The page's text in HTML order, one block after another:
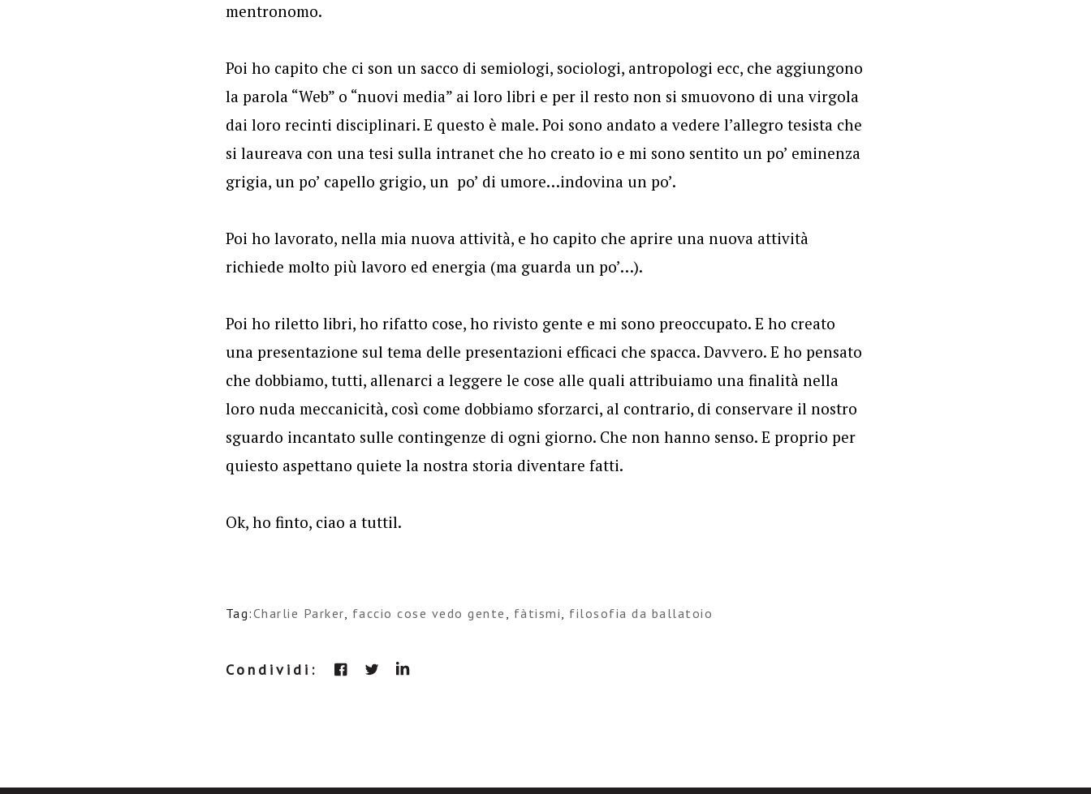
mentronomo.
Poi ho capito che ci son un sacco di semiologi, sociologi, antropologi ecc, che aggiungono
la parola “Web” o “nuovi media” ai loro libri e per il resto non si smuovono di una virgola
dai loro recinti disciplinari. E questo è male. Poi sono andato a vedere l’allegro tesista che
si laureava con una tesi sulla intranet che ho creato io e mi sono sentito un po’ eminenza
grigia, un po’ capello grigio, un po’ di umore…indovina un po’.
Poi ho lavorato, nella mia nuova attività, e ho capito che aprire una nuova attività
richiede molto più lavoro ed energia (ma guarda un po’…).
Poi ho riletto libri, ho rifatto cose, ho rivisto gente e mi sono preoccupato. E ho creato
una presentazione sul tema delle presentazioni efficaci che spacca. Davvero. E ho pensato
che dobbiamo, tutti, allenarci a leggere le cose alle quali attribuiamo una finalità nella
loro nuda meccanicità, così come dobbiamo sforzarci, al contrario, di conservare il nostro
sguardo incantato sulle contingenze di ogni giorno. Che non hanno senso. E proprio per
quiesto aspettano quiete la nostra storia diventare fatti.
Ok, ho finto, ciao a tuttil.
Tag:Charlie Parker, faccio cose vedo gente , fàtismi, filosofia da ballatoio
Condividi: